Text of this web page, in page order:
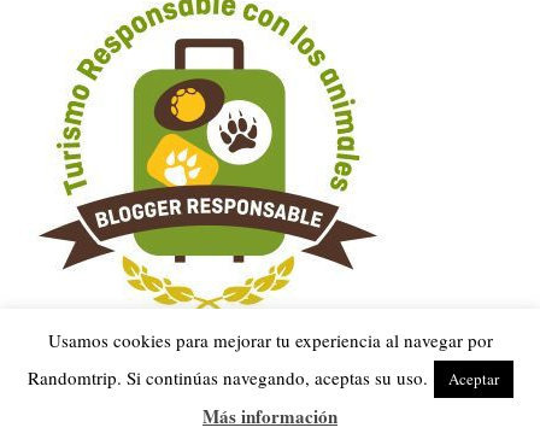
Guías más leídas
Qué ver en las Islas Azores: una guía para
Usamos cookies para mejorar tu experiencia al navegar por
Randomtrip. Si continúas navegando, aceptas su uso.
Aceptar
Más información